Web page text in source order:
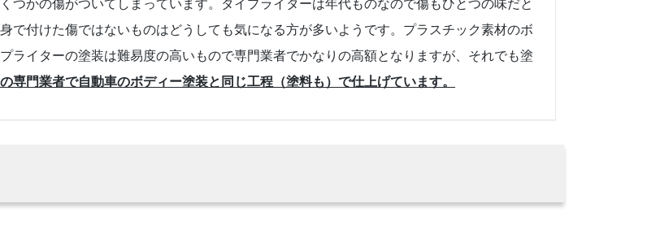
つかの傷がついてしまっています。タイプライターは年代ものなので傷もひとつの味だと
で付けた傷ではないものはどうしても気になる方が多いようです。プラスチック素材のボ
ライターの塗装は難易度の高いもので専門業者でかなりの高額となりますが、それでも塗
専門業者で自動車のボディー塗装と同じ工程（塗料も）で仕上げています。